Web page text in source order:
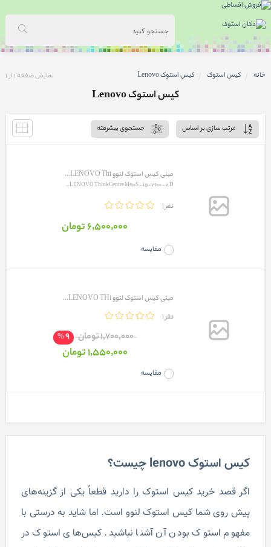
خانه کیس استوک کیس استوک Lenovo نمایش صفحه 1از1
کیس استوک Lenovo
مرتب سازی بر اساس جستجوی پیشرفته
مینی کیس استوک لنوو LENOVO Thi...
LENOVO ThinkCentre M910S - i5-7600 - 8 D...
1 نفر
مقایسه
6٬500٬000 تومان
مینی کیس استوک لنوو LENOVO THi...
1 نفر
مقایسه
1٬700٬000 تومان 9
%
1٬550٬000 تومان
کیس استوک lenovo چیست؟
اگر قصد خرید کیس استوک را دارید قطعاً یکی از گزینه‌های
پیش روی شما کیس استوک لنوو است. اما شاید به درستی با
مفهوم استوک بودن آن آشنا نباشید. کیس‌های استوک در